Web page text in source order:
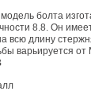
болта
8.8. Он
всю длину
варьируется